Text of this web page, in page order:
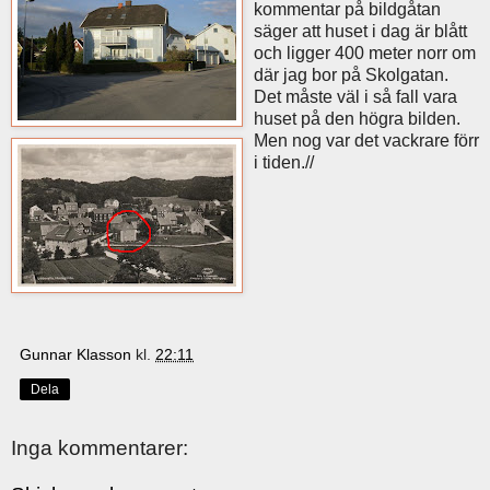
kommentar på bildgåtan
säger att huset i dag är blått
och ligger 400 meter norr om
där jag bor på Skolgatan.
Det måste väl i så fall vara
huset på den högra bilden.
Men nog var det vackrare förr
i tiden.//
Gunnar Klasson kl. 22:11
Dela
Inga kommentarer: